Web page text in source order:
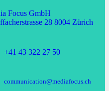
Focus GmbH
28 8004 Zürich
+41 43 322 27 50
communication@mediafocus.ch